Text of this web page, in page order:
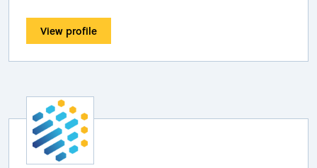
View profile